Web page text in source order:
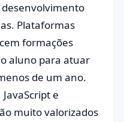
Plataformas
formações
aluno para atuar
de um ano.
e
muito valorizados